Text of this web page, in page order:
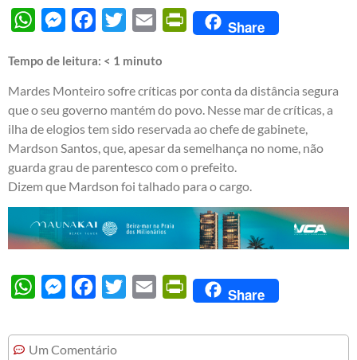
WhatsAppMessengerFacebook
Twitter Email PrintFriendly
Share
Tempo de leitura: < 1 minuto
Mardes Monteiro sofre críticas por conta da distância segura
que o seu governo mantém do povo. Nesse mar de críticas, a
ilha de elogios tem sido reservada ao chefe de gabinete,
Mardson Santos, que, apesar da semelhança no nome, não
guarda grau de parentesco com o prefeito.
Dizem que Mardson foi talhado para o cargo.
WhatsAppMessengerFacebook
Twitter Email PrintFriendly
Share
Um Comentário